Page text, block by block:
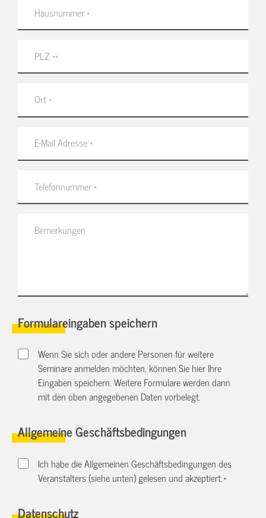
Formulareingaben speichern
Wenn Sie sich oder andere Personen für weitere
Seminare anmelden möchten, können Sie hier Ihre
Eingaben speichern. Weitere Formulare werden dann
mit den oben angegebenen Daten vorbelegt.
Allgemeine Geschäftsbedingungen
Ich habe die Allgemeinen Geschäftsbedingungen des
Veranstalters (siehe unten) gelesen und akzeptiert.*
Datenschutz